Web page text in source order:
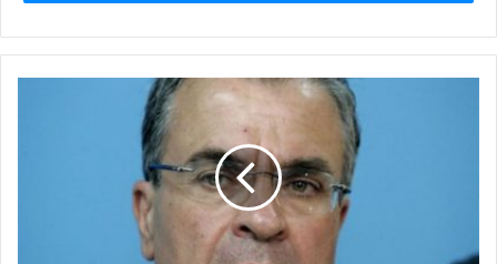
μετά, υποτιμώντας όλους της της που έκατσαν εδώ και
υπηρέτησαν την πόλη. Ήταν απών της τα Βριλήσσια, δεν
τον είδαμε να διαθέτει τον προσωπικό του χρόνο για το
καλό του τόπου”.
Πρώην Δήμαρχος Βριλησσίων, Κώστας Ιωαννίδης,